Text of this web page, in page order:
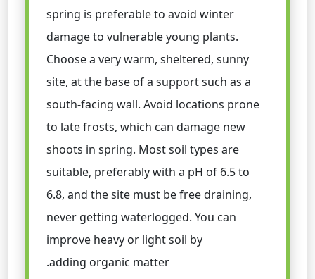
spring is preferable to avoid winter
damage to vulnerable young plants.
Choose a very warm, sheltered, sunny
site, at the base of a support such as a
south-facing wall. Avoid locations prone
to late frosts, which can damage new
shoots in spring. Most soil types are
suitable, preferably with a pH of 6.5 to
6.8, and the site must be free draining,
never getting waterlogged. You can
improve heavy or light soil by
adding organic matter.